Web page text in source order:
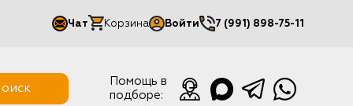
Чат Корзина Войти
Мой кабинет
7 (991) 898-75-11
Помощь в
подборе: